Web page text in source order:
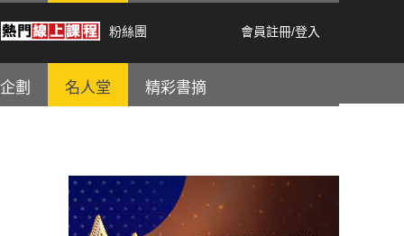
粉絲團 會員註冊/登入
劃 名人堂 精彩書摘